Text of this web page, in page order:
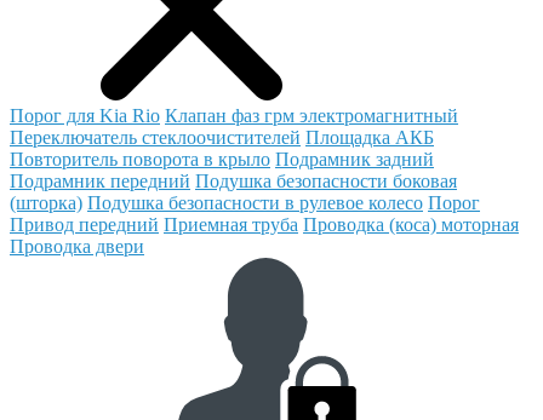
Порог для Kia Rio Клапан фаз грм электромагнитный
Переключатель стеклоочистителей Площадка АКБ
Повторитель поворота в крыло Подрамник задний
Подрамник передний Подушка безопасности боковая
(шторка) Подушка безопасности в рулевое колесо Порог
Привод передний Приемная труба Проводка (коса) моторная
Проводка двери